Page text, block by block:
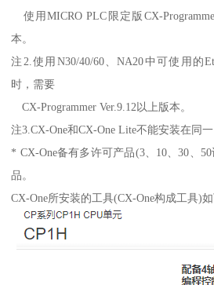
使用MICRO PLC限定版CX-
本。
注2.使用N30/40/60、NA20中可使用的
时，需要
CX-Programmer Ver.9.12以上版本。
注3.CX-One和CX-One Lite不能安装在同
* CX-One备有多许可产品(3、10、30、
品。
CX-One所安装的工具(CX-One构成工具)如